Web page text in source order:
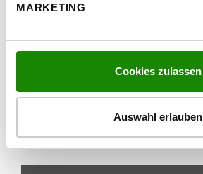
MARKETING
Cookies zulassen
Auswahl erlauben
ZU DEN HÄNDLERN